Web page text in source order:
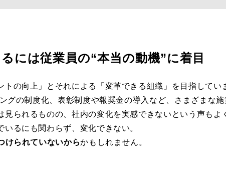
には従業員の“本当の動機”に着目
トの向上」とそれによる「変革できる組織」を目指してい
グの制度化、表彰制度や報奨金の導入など、さまざまな
見られるものの、社内の変化を実感できないという声もよ
るにも関わらず、変化できない。
けられていないからかもしれません。